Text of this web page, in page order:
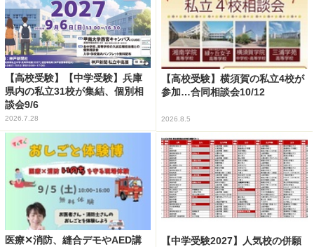
【高校受験】【中学受験】兵庫
県内の私立31校が集結、個別相
談会9/6
2026.7.28
【高校受験】横須賀の私立4校が
参加…合同相談会10/12
2026.8.5
医療✕消防、縫合デモやAED講
【中学受験2027】人気校の併願